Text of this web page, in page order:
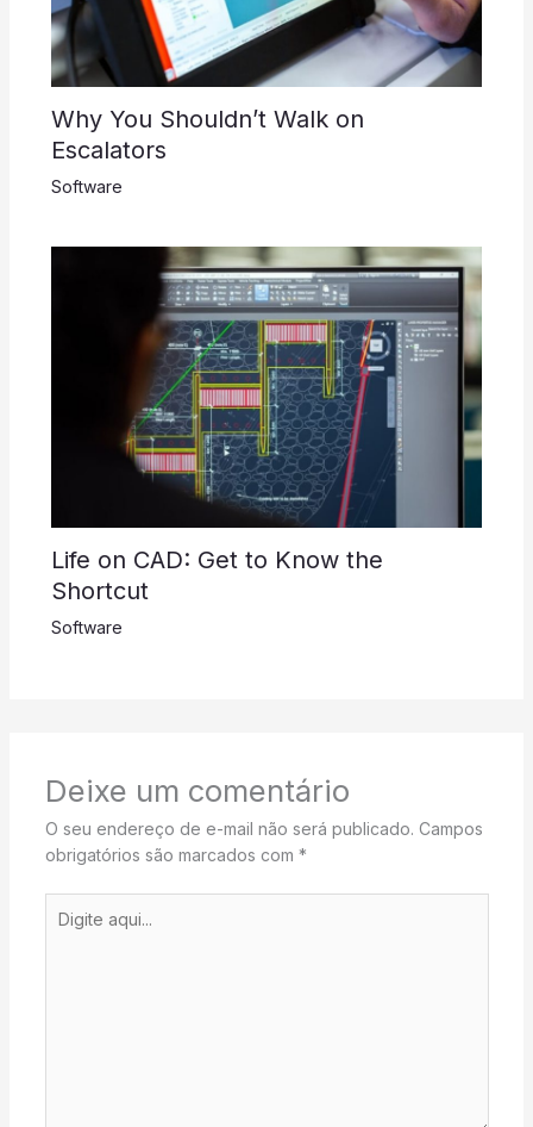
Why You Shouldn’t Walk on
Escalators
Software
Life on CAD: Get to Know the
Shortcut
Software
Deixe um comentário
O seu endereço de e-mail não será publicado. Campos
obrigatórios são marcados com *
aqui...